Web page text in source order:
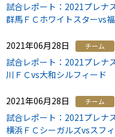
試合レポート：2021プレ
群馬ＦＣホワイトスターvs
2021年06月28日 チーム
試合レポート：2021プレ
川ＦＣvs大和シルフィード
2021年06月28日 チーム
試合レポート：2021プレ
横浜ＦＣシーガルズvsスフ